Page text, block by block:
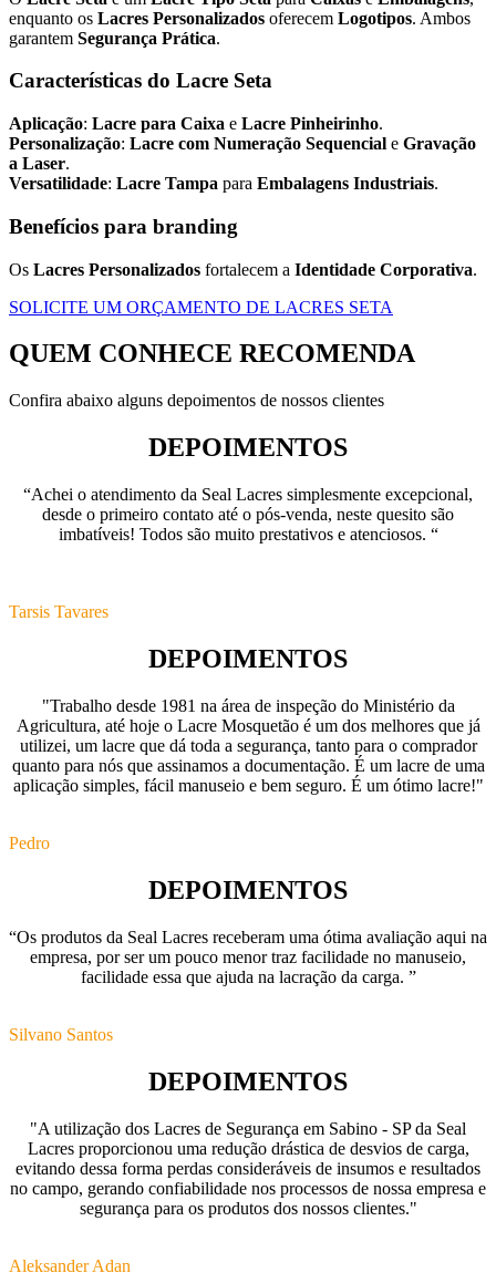
enquanto os Lacres Personalizados oferecem Logotipos. Ambos
garantem Segurança Prática.
Características do Lacre Seta
Aplicação: Lacre para Caixa e Lacre Pinheirinho.
Personalização: Lacre com Numeração Sequencial e Gravação
a Laser.
Versatilidade: Lacre Tampa para Embalagens Industriais.
Benefícios para branding
Os Lacres Personalizados fortalecem a Identidade Corporativa.
SOLICITE UM ORÇAMENTO DE LACRES SETA
QUEM CONHECE RECOMENDA
Confira abaixo alguns depoimentos de nossos clientes
DEPOIMENTOS
“Achei o atendimento da Seal Lacres simplesmente excepcional,
desde o primeiro contato até o pós-venda, neste quesito são
imbatíveis! Todos são muito prestativos e atenciosos. “
Tarsis Tavares
DEPOIMENTOS
"Trabalho desde 1981 na área de inspeção do Ministério da
Agricultura, até hoje o Lacre Mosquetão é um dos melhores que já
utilizei, um lacre que dá toda a segurança, tanto para o comprador
quanto para nós que assinamos a documentação. É um lacre de uma
aplicação simples, fácil manuseio e bem seguro. É um ótimo lacre!"
Pedro
DEPOIMENTOS
“Os produtos da Seal Lacres receberam uma ótima avaliação aqui na
empresa, por ser um pouco menor traz facilidade no manuseio,
facilidade essa que ajuda na lacração da carga. ”
Silvano Santos
DEPOIMENTOS
"A utilização dos Lacres de Segurança em Sabino - SP da Seal
Lacres proporcionou uma redução drástica de desvios de carga,
evitando dessa forma perdas consideráveis de insumos e resultados
no campo, gerando confiabilidade nos processos de nossa empresa e
segurança para os produtos dos nossos clientes."
Aleksander Adan